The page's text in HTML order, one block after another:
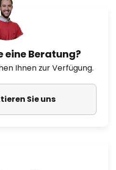
eine Beratung?
Ihnen zur Verfügung.
Sie uns